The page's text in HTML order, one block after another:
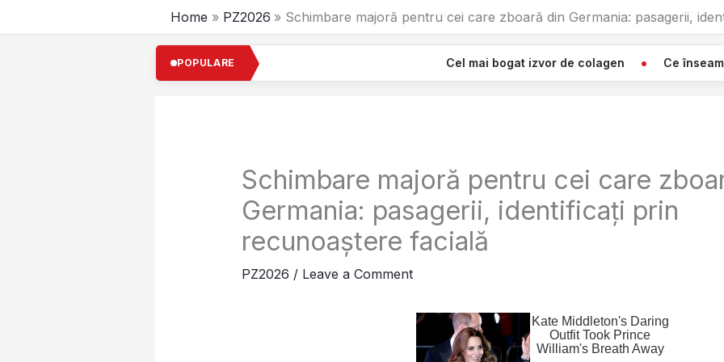
to
Home PZ2026 Schimbare majoră pentru cei care zboară din Germania: pasagerii,
POPULARE Cel mai bogat izvor de colagen Ce înseamnă Când Vezi O
Schimbare majoră pentru cei care
Germania: pasagerii, identificați prin
recunoaștere facială
PZ2026 / Leave a Comment